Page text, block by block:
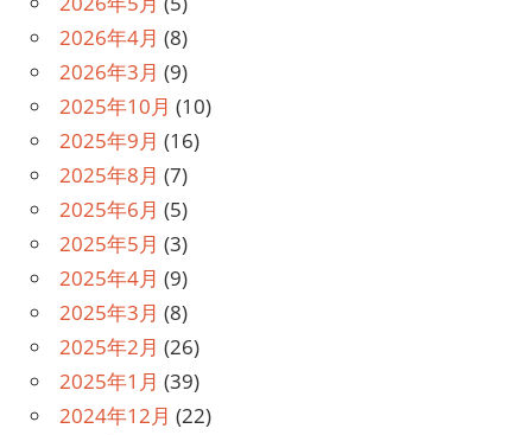
2026年4月 (8)
2026年3月 (9)
2025年10月 (10)
2025年9月 (16)
2025年8月 (7)
2025年6月 (5)
2025年5月 (3)
2025年4月 (9)
2025年3月 (8)
2025年2月 (26)
2025年1月 (39)
2024年12月 (22)